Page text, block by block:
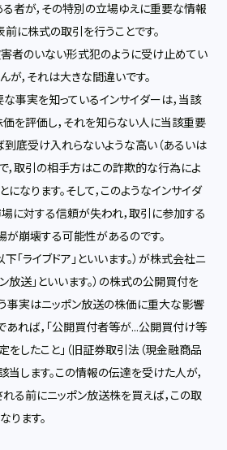
者が，その特別の立場ゆえに重要な情報
前に株式の取引を行うことです。
者のいない形式犯のように受け止めてい
が，それは大きな間違いです。
事実を知っているインサイダーは，当該
を評価し，それを知らない人に当該重要
底受け入れらないような高い（あるいは
，取引の相手方はこの詐欺的な行為によ
なります。そして，このようなインサイダ
に対する信頼が失われ，取引に参加する
が崩壊する可能性があるのです。
「ライブドア」といいます。）が株式会社ニ
放送」といいます。）の株式の公開買付を
事実はニッポン放送の株価に重大な影響
あれば，「公開買付者等が…公開買付け等
をしたこと」（旧証券取引法（現金融商品
当します。この情報の伝達を受けた人が，
る前にニッポン放送株を買えば，この取
ります。